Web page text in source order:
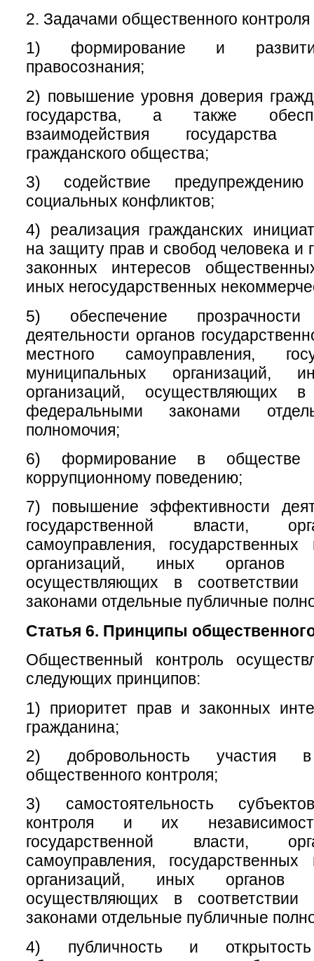
2. Задачами общественного контроля
1) формирование и
правосознания;
2) повышение уровня доверия
государства, а также
взаимодействия
гражданского общества;
3) содействие
социальных конфликтов;
4) реализация гражданских
на защиту прав и свобод человека и
законных интересов
иных негосударственных
5) обеспечение
деятельности органов
местного самоуправления,
муниципальных организаций,
организаций, осуществляющих
федеральными законами
полномочия;
6) формирование в обществе
коррупционному поведению;
7) повышение эффективности
государственной власти,
самоуправления,
организаций, иных органов
осуществляющих в
законами отдельные публичные
Статья 6. Принципы
Общественный контроль
следующих принципов:
1) приоритет прав и законных
гражданина;
2) добровольность участия в
общественного контроля;
3) самостоятельность
контроля и их
государственной власти,
самоуправления,
организаций, иных органов
осуществляющих в
законами отдельные публичные
4) публичность и открытость